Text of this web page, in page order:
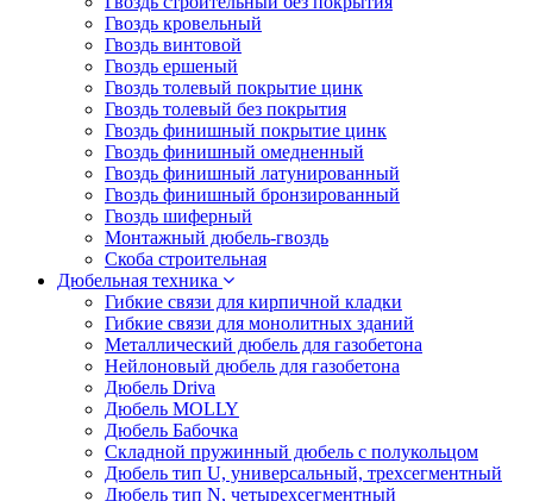
Гвоздь кровельный
Гвоздь винтовой
Гвоздь ершеный
Гвоздь толевый покрытие цинк
Гвоздь толевый без покрытия
Гвоздь финишный покрытие цинк
Гвоздь финишный омедненный
Гвоздь финишный латунированный
Гвоздь финишный бронзированный
Гвоздь шиферный
Монтажный дюбель-гвоздь
Скоба строительная
Дюбельная техника
Гибкие связи для кирпичной кладки
Гибкие связи для монолитных зданий
Металлический дюбель для газобетона
Нейлоновый дюбель для газобетона
Дюбель Driva
Дюбель MOLLY
Дюбель Бабочка
Складной пружинный дюбель с полукольцом
Дюбель тип U, универсальный, трехсегментный
Дюбель тип N, четырехсегментный